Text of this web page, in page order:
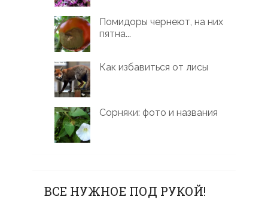
Помидоры чернеют, на них
пятна...
Как избавиться от лисы
Сорняки: фото и названия
ВСЕ НУЖНОЕ ПОД РУКОЙ!